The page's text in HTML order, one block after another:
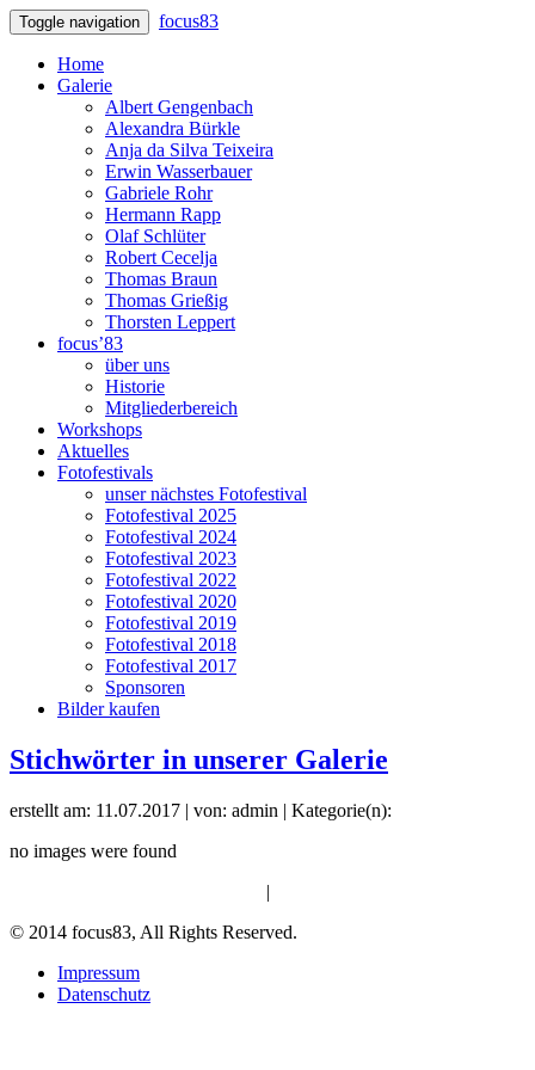
Toggle navigation focus83
Home
Galerie
Albert Gengenbach
Alexandra Bürkle
Anja da Silva Teixeira
Erwin Wasserbauer
Gabriele Rohr
Hermann Rapp
Olaf Schlüter
Robert Cecelja
Thomas Braun
Thomas Grießig
Thorsten Leppert
focus’83
über uns
Historie
Mitgliederbereich
Workshops
Aktuelles
Fotofestivals
unser nächstes Fotofestival
Fotofestival 2025
Fotofestival 2024
Fotofestival 2023
Fotofestival 2022
Fotofestival 2020
Fotofestival 2019
Fotofestival 2018
Fotofestival 2017
Sponsoren
Bilder kaufen
Stichwörter in unserer Galerie
erstellt am: 11.07.2017 | von: admin | Kategorie(n):
no images were found
|
© 2014 focus83, All Rights Reserved.
Impressum
Datenschutz